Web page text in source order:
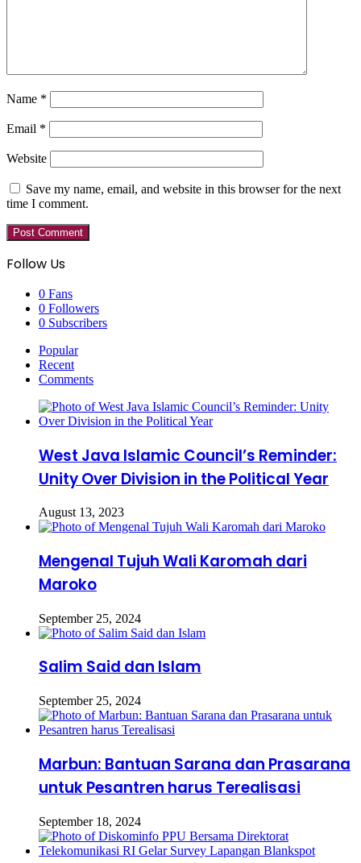
Name *
Email *
Website
Save my name, email, and website in this browser for the next
time I comment.
Follow Us
0 Fans
0 Followers
0 Subscribers
Popular
Recent
Comments
West Java Islamic Council’s Reminder:
Unity Over Division in the Political Year
August 13, 2023
Mengenal Tujuh Wali Karomah dari
Maroko
September 25, 2024
Salim Said dan Islam
September 25, 2024
Marbun: Bantuan Sarana dan Prasarana
untuk Pesantren harus Terealisasi
September 18, 2024